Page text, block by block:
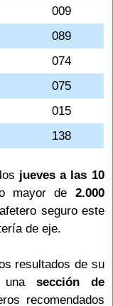
009
089
074
075
015
138
jueves a las 10
mayor de 2.000
seguro este
de eje.
resultados de su
una sección de
recomendados